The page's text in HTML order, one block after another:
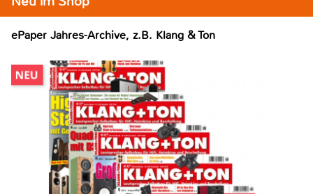
ePaper Jahres-Archive, z.B. Klang & Ton